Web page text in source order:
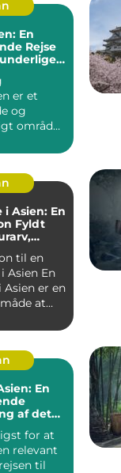
En
Rejse
er et
og
område,
i Asien: En
Fyldt
Eventyr
til en
En
Asien er en
at
En
af det
for at
relevant
til